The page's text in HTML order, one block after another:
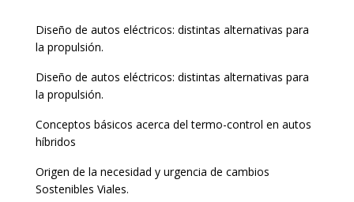
Diseño de autos eléctricos: distintas alternativas para
la propulsión.
Diseño de autos eléctricos: distintas alternativas para
la propulsión.
Conceptos básicos acerca del termo-control en autos
híbridos
Origen de la necesidad y urgencia de cambios
Sostenibles Viales.